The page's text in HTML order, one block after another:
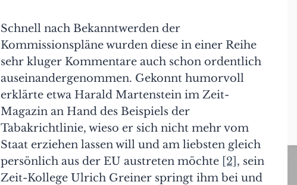
Schnell nach Bekanntwerden der
Kommissionspläne wurden diese in einer Reihe
sehr kluger Kommentare auch schon ordentlich
auseinandergenommen. Gekonnt humorvoll
erklärte etwa Harald Martenstein im Zeit-
Magazin an Hand des Beispiels der
Tabakrichtlinie, wieso er sich nicht mehr vom
Staat erziehen lassen will und am liebsten gleich
persönlich aus der EU austreten möchte [2], sein
Zeit-Kollege Ulrich Greiner springt ihm bei und